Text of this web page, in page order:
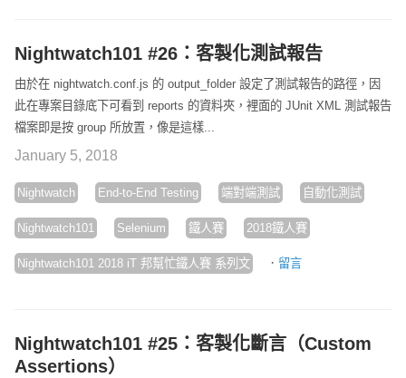
Nightwatch101 #26：客製化測試報告
由於在 nightwatch.conf.js 的 output_folder 設定了測試報告的路徑，因
此在專案目錄底下可看到 reports 的資料夾，裡面的 JUnit XML 測試報告
檔案即是按 group 所放置，像是這樣...
January 5, 2018
Nightwatch End-to-End Testing 端對端測試 自動化測試
Nightwatch101 Selenium 鐵人賽 2018鐵人賽
Nightwatch101 2018 iT 邦幫忙鐵人賽 系列文 · 留言
Nightwatch101 #25：客製化斷言（Custom
Assertions）